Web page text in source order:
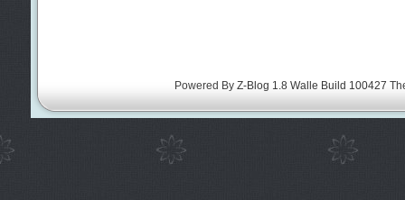
Powered By Z-Blog 1.8 Walle Build 100427